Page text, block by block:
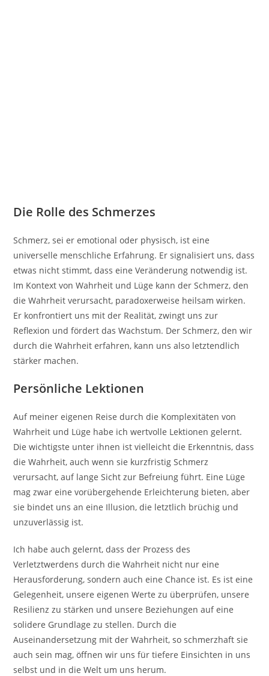
Die Rolle des Schmerzes
Schmerz, sei er emotional oder physisch, ist eine
universelle menschliche Erfahrung. Er signalisiert uns, dass
etwas nicht stimmt, dass eine Veränderung notwendig ist.
Im Kontext von Wahrheit und Lüge kann der Schmerz, den
die Wahrheit verursacht, paradoxerweise heilsam wirken.
Er konfrontiert uns mit der Realität, zwingt uns zur
Reflexion und fördert das Wachstum. Der Schmerz, den wir
durch die Wahrheit erfahren, kann uns also letztendlich
stärker machen.
Persönliche Lektionen
Auf meiner eigenen Reise durch die Komplexitäten von
Wahrheit und Lüge habe ich wertvolle Lektionen gelernt.
Die wichtigste unter ihnen ist vielleicht die Erkenntnis, dass
die Wahrheit, auch wenn sie kurzfristig Schmerz
verursacht, auf lange Sicht zur Befreiung führt. Eine Lüge
mag zwar eine vorübergehende Erleichterung bieten, aber
sie bindet uns an eine Illusion, die letztlich brüchig und
unzuverlässig ist.
Ich habe auch gelernt, dass der Prozess des
Verletztwerdens durch die Wahrheit nicht nur eine
Herausforderung, sondern auch eine Chance ist. Es ist eine
Gelegenheit, unsere eigenen Werte zu überprüfen, unsere
Resilienz zu stärken und unsere Beziehungen auf eine
solidere Grundlage zu stellen. Durch die
Auseinandersetzung mit der Wahrheit, so schmerzhaft sie
auch sein mag, öffnen wir uns für tiefere Einsichten in uns
selbst und in die Welt um uns herum.